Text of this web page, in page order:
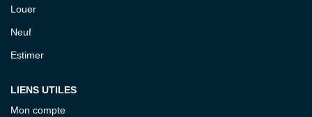
Louer
Neuf
Estimer
LIENS UTILES
Mon compte